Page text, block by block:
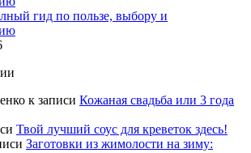
гид по пользе, выбору и
к записи Кожаная свадьба или 3 года
Твой лучший соус для креветок здесь!
Заготовки из жимолости на зиму: